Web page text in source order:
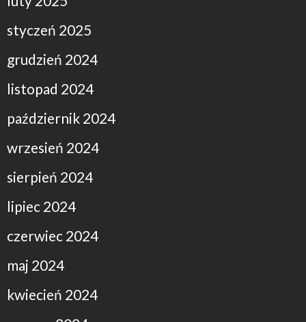
styczeń 2025
grudzień 2024
listopad 2024
październik 2024
wrzesień 2024
sierpień 2024
lipiec 2024
czerwiec 2024
maj 2024
kwiecień 2024